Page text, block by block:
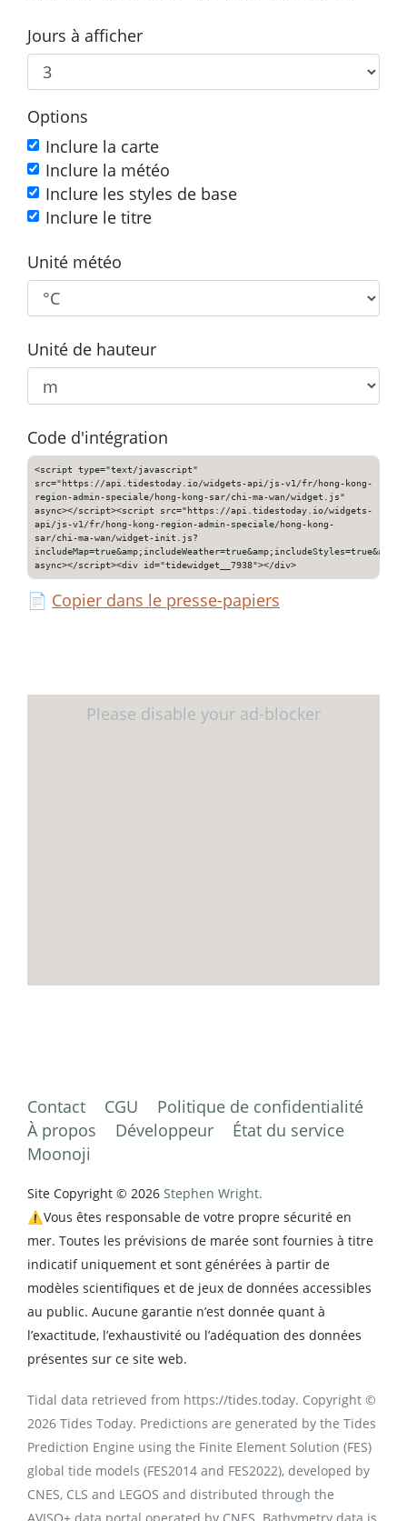
Jours à afficher
Options
Inclure la carte
Inclure la météo
Inclure les styles de base
Inclure le titre
Unité météo
Unité de hauteur
Code d'intégration
<script type="text/javascript"
src="https://api.tidestoday.io/widgets-api/js-v1/fr/hong-kong-
region-admin-speciale/hong-kong-sar/chi-ma-wan/widget.js"
async></script><script src="https://api.tidestoday.io/widgets-
api/js-v1/fr/hong-kong-region-admin-speciale/hong-kong-
sar/chi-ma-wan/widget-init.js?
async></script><div id="tidewidget__7938"></div>
📄 Copier dans le presse-papiers
Contact CGU
Politique de confidentialité
À propos
Développeur
État du service
Moonoji
Site Copyright © 2026 Stephen Wright.
⚠️Vous êtes responsable de votre propre sécurité en
mer. Toutes les prévisions de marée sont fournies à titre
indicatif uniquement et sont générées à partir de
modèles scientifiques et de jeux de données accessibles
au public. Aucune garantie n’est donnée quant à
l’exactitude, l’exhaustivité ou l’adéquation des données
présentes sur ce site web.
Tidal data retrieved from https://tides.today. Copyright ©
2026 Tides Today. Predictions are generated by the Tides
Prediction Engine using the Finite Element Solution (FES)
global tide models (FES2014 and FES2022), developed by
CNES, CLS and LEGOS and distributed through the